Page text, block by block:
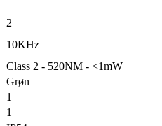
2
10KHz
Class 2 - 520NM - <1mW
Grøn
1
1